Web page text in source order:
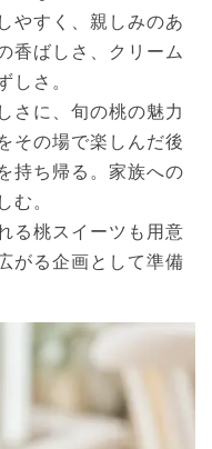
やすく、親しみのあ
香ばしさ、クリーム
さ。
さに、旬の桃の魅力
その場で楽しんだ後
持ち帰る。家族への
。
る桃スイーツも用意
がる企画として準備